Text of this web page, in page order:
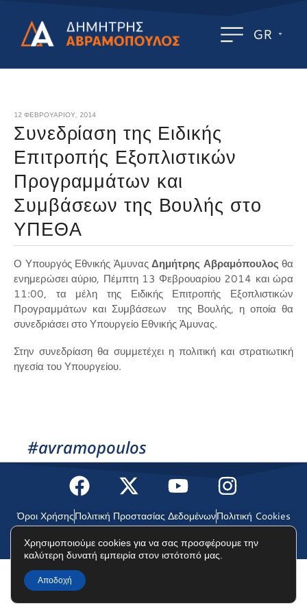
GR
12 ΦΕΒΡΟΥΑΡΊΟΥ, 2014
Συνεδρίαση της Ειδικής
Επιτροπής Εξοπλιστικών
Προγραμμάτων και
Συμβάσεων της Βουλής στο
ΥΠΕΘΑ
Ο Υπουργός Εθνικής ΆμυναςΔημήτρης Αβραμόπουλος θα
ενημερώσει αύριο, Πέμπτη 13 Φεβρουαρίου 2014 και ώρα
11:00, τα μέλη της Ειδικής Επιτροπής Εξοπλιστικών
Προγραμμάτων και Συμβάσεων της Βουλής, η οποία θα
συνεδριάσει στο Υπουργείο Εθνικής Άμυνας.
Στην συνεδρίαση θα συμμετέχει η πολιτική και στρατιωτική
ηγεσία του Υπουργείου.
#avramopoulos
Όροι ΧρήσηςΠολιτική Προστασίας ΔεδομένωνΠολιτική Cookies
©2025 Δημήτρης Αβραμόπουλος
Χρησιμοποιούμε cookies για να σας προσφέρουμε την
καλύτερη δυνατή εμπειρία στον ιστότοπό μας.
Αποδοχή